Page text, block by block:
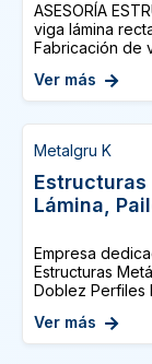
ASESORÍA
viga lámina
Fabricación de
Ver más
Metalgru K
Lámina,
Empresa
Estructuras
Doblez Perfiles
Ver más